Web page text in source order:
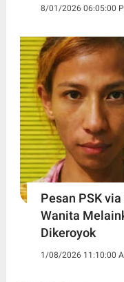
8/01/2026 06:05:00
Pesan PSK
Wanita
Dikeroyok
1/08/2026 11:10:00